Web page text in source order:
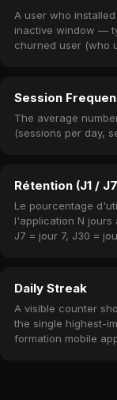
A user who
inactive window —
churned user (who
Session
The average
(sessions per day,
Rétention (J1 /
Le pourcentage
l'application N jours
J7 = jour 7, J30 =
Daily Streak
A visible counter
the single highest-
formation mobile